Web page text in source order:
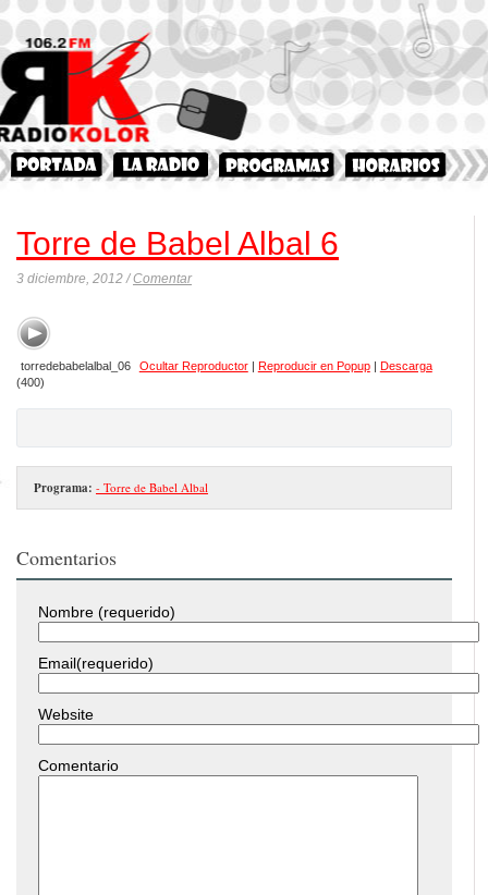
Torre de Babel Albal 6
3 diciembre, 2012 /Comentar
torredebabelalbal_06 Ocultar Reproductor| Reproducir en Popup| Descarga
(400)
Programa: - Torre de Babel Albal
Comentarios
Nombre (requerido)
Email(requerido)
Website
Comentario